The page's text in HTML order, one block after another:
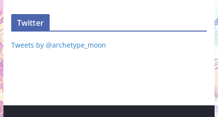
Twitter
Tweets by @archetype_moon